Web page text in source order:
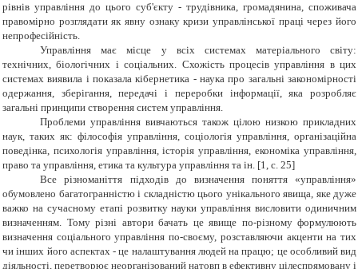
рівнів управління до цього суб'єкту - трудівника, громадянина, споживача
правомірно розглядати як явну ознаку кризи управлінської праці через його
непрофесійність.
Управління має місце у всіх системах матеріального світу:
технічних, біологічних і соціальних. Схожість процесів управління в цих
системах виявила і показала кібернетика - наука про загальні закономірності
одержання, зберігання, передачі і переробки інформації, яка розробляє
загальні принципи створення систем управління.
Проблеми управління вивчаються також цілою низкою прикладних
наук, таких як: філософія управління, соціологія управління, організаційна
поведінка, психологія управління, історія управління, економіка управління,
право та управління, етика та культура управління та ін. [1, c. 25]
Все різноманіття підходів до визначення поняття «управління»
обумовлено багатогранністю і складністю цього унікального явища, яке дуже
важко на сучасному етапі розвитку науки управління висловити одиничним
визначенням. Тому різні автори бачать це явище по-різному формулюють
визначення соціального управління по-своєму, розставляючи акценти на тих
чи інших його аспектах - це налаштування людей на працю; це особливий вид
діяльності, перетворює неорганізований натовп в ефективну цілеспрямовану і